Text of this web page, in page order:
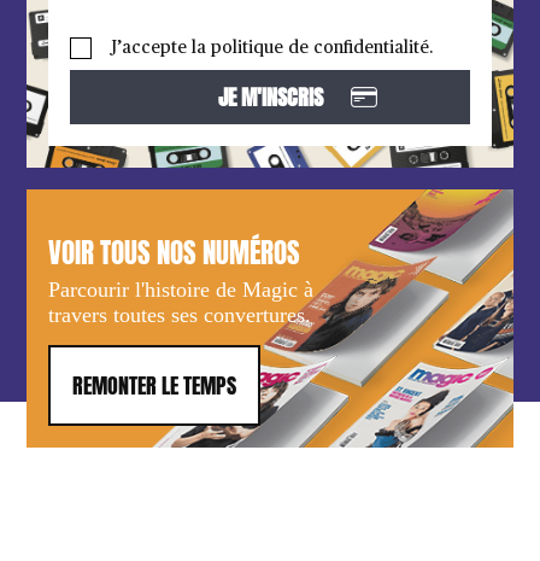
J’accepte la politique de confidentialité.
VOIR TOUS NOS NUMÉROS
Parcourir l'histoire de Magic à
travers toutes ses convertures.
REMONTER LE TEMPS